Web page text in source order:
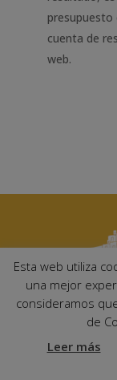
presupuesto
cuenta de
web.
Ayuntamiento de
Esta web utiliza
una mejor
consideramos
de
Leer más